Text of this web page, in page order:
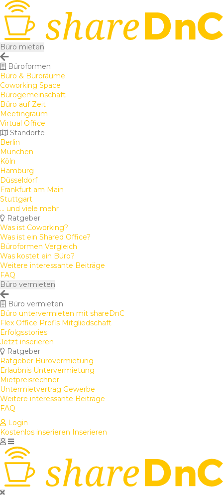
Büro mieten
Büroformen
Büro & Büroräume
Coworking Space
Bürogemeinschaft
Büro auf Zeit
Meetingraum
Virtual Office
Standorte
Berlin
München
Köln
Hamburg
Düsseldorf
Frankfurt am Main
Stuttgart
... und viele mehr
Ratgeber
Was ist Coworking?
Was ist ein Shared Office?
Büroformen Vergleich
Was kostet ein Büro?
Weitere interessante Beiträge
FAQ
Büro vermieten
Büro vermieten
Büro untervermieten mit shareDnC
Flex Office Profis Mitgliedschaft
Erfolgsstories
Jetzt inserieren
Ratgeber
Ratgeber Bürovermietung
Erlaubnis Untervermietung
Mietpreisrechner
Untermietvertrag Gewerbe
Weitere interessante Beiträge
FAQ
Login
Kostenlos inserieren Inserieren